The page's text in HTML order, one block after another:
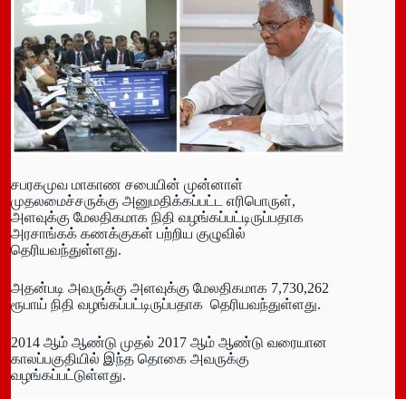
சபரகமுவ மாகாண சபையின் முன்னாள்
முதலமைச்சருக்கு அனுமதிக்கப்பட்ட எரிபொருள்,
அளவுக்கு மேலதிகமாக நிதி வழங்கப்பட்டிருப்பதாக
அரசாங்கக் கணக்குகள் பற்றிய குழுவில்
தெரியவந்துள்ளது.
அதன்படி அவருக்கு அளவுக்கு மேலதிகமாக 7,730,262
ரூபாய் நிதி வழங்கப்பட்டிருப்பதாக தெரியவந்துள்ளது.
2014 ஆம் ஆண்டு முதல் 2017 ஆம் ஆண்டு வரையான
காலப்பகுதியில் இந்த தொகை அவருக்கு
வழங்கப்பட்டுள்ளது.